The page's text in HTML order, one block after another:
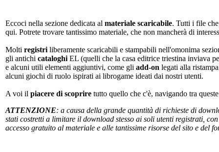
Eccoci nella sezione dedicata al materiale scaricabile. Tutti i file
qui. Potrete trovare tantissimo materiale, che non mancherà di
Molti registri liberamente scaricabili e stampabili nell'omonima
gli antichi cataloghi EL (quelli che la casa editrice triestina inviava
e alcuni utili elementi aggiuntivi, come gli add-on legati alla
alcuni giochi di ruolo ispirati ai librogame ideati dai nostri utenti.
A voi il piacere di scoprire tutto quello che c'è, navigando tra
ATTENZIONE: a causa della grande quantità di richieste di
stati costretti a limitare il download stesso ai soli utenti registrati,
accesso gratuito al materiale e alle tantissime risorse del sito e